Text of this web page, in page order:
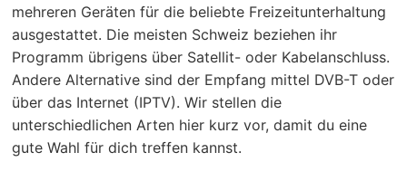
mehreren Geräten für die beliebte Freizeitunterhaltung
ausgestattet. Die meisten Schweiz beziehen ihr
Programm übrigens über Satellit- oder Kabelanschluss.
Andere Alternative sind der Empfang mittel DVB-T oder
über das Internet (IPTV). Wir stellen die
unterschiedlichen Arten hier kurz vor, damit du eine
gute Wahl für dich treffen kannst.